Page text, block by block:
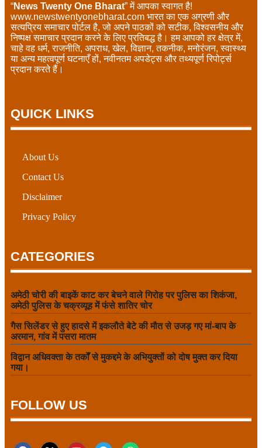
“News Twenty One Bharat” में आपका स्वागत है!
www.newstwentyonebharat.com भारत का एक अग्रणी और
सत्यप्रिय समाचार पोर्टल है, जो अपने पाठकों को सटीक, विश्वसनीय और
निष्पक्ष समाचार प्रदान करने के लिए प्रतिबद्ध है। हम आपको हर क्षेत्र में,
चाहे वह धर्म, राजनीति, अपराध, खेल, विज्ञान, तकनीक, मनोरंजन, स्वास्थ्य
या अन्य महत्वपूर्ण घटनाएँ हों, नवीनतम अपडेट्स और तथ्यपूर्ण रिपोर्ट्स
प्रदान करते हैं।
QUICK LINKS
About Us
Contact Us
Disclaimer
Privacy Policy
CATEGORIES
अमेठी चोरी की बाइकें काट कर बेचने वाले गिरोह पर पुलिस का शिकंजा,
अमेठी पुलिस के चक्रव्यूह में फंसे शातिर चोर
गैस सिलेंडर से हुए हादसे में इकलौते बेटे की मौत से उजड़ गए मां-बाप के
अरमान, गांव में पसरा मातम
विद्वान अधिवक्ता के तर्कों से मुकद्दमे के अभियुक्तों को दोष मुक्त कर दिया
गया।
FOLLOW US